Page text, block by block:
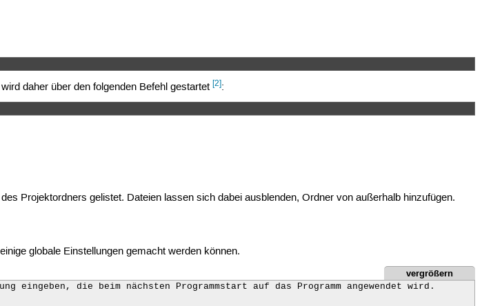
daher über den folgenden Befehl gestartet[2]:
Projektordners gelistet. Dateien lassen sich dabei ausblenden, Ordner von außerhalb hinzufügen.
globale Einstellungen gemacht werden können.
vergrößern
eingeben, die beim nächsten Programmstart auf das Programm angewendet wird.